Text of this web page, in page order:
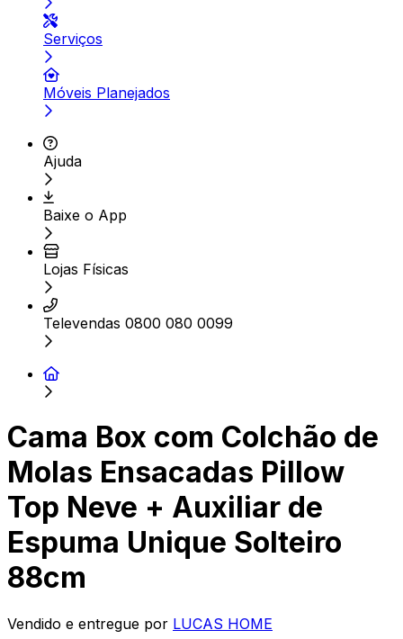
Serviços
Móveis Planejados
Ajuda
Baixe o App
Lojas Físicas
Televendas 0800 080 0099
Cama Box com Colchão de
Molas Ensacadas Pillow
Top Neve + Auxiliar de
Espuma Unique Solteiro
88cm
Vendido e entregue por LUCAS HOME